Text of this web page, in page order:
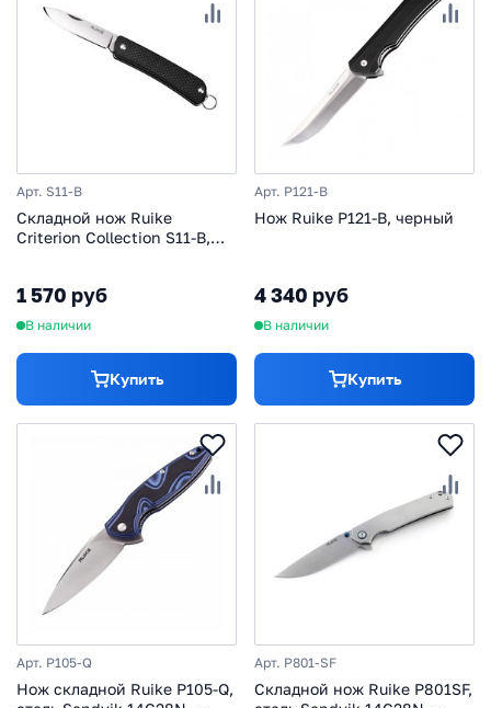
Арт. S11-B
Складной нож Ruike
Criterion Collection S11-B,
1 570 руб
В наличии
Купить
Арт. P121-B
Нож Ruike P121-B, черный
4 340 руб
В наличии
Купить
Арт. P105-Q
Нож складной Ruike P105-Q,
Арт. P801-SF
Складной нож Ruike P801SF,